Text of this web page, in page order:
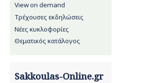
View on demand
Τρέχουσες εκδηλώσεις
Νέες κυκλοφορίες
Θεματικός κατάλογος
Sakkoulas-Online.gr